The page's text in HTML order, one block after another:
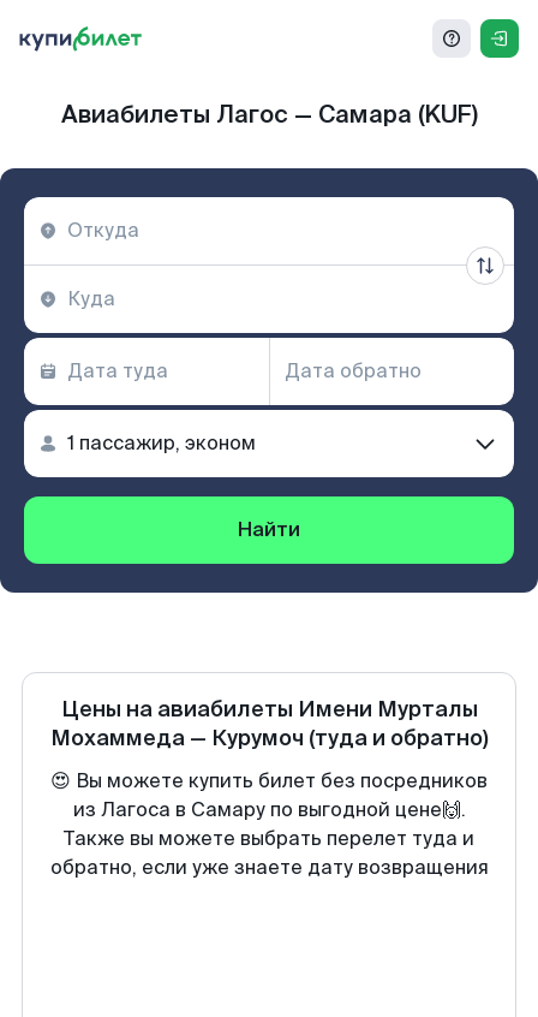
Авиабилеты Лагос — Самара (KUF)
Найти
Цены на авиабилеты Имени Мурталы
Мохаммеда— Курумоч (туда и обратно)
😍 Вы можете купить билет без посредников
из Лагоса в Самару по выгодной цене🙌.
Также вы можете выбрать перелет туда и
обратно, если уже знаете дату возвращения